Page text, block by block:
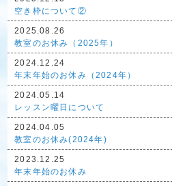
空き枠について②
2025.08.26
教室のお休み（2025年）
2024.12.24
年末年始のお休み（2024年）
2024.05.14
レッスン曜日について
2024.04.05
教室のお休み(2024年)
2023.12.25
年末年始のお休み